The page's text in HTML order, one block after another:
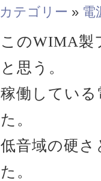
カテゴリー » 電
このWIMA製
と思う。
稼働してい
た。
低音域の硬
た。